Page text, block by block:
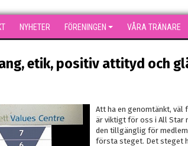
NYHETER FÖRENINGEN VÅRA TRÄNARE
etik, positiv attityd och
Att ha en genomtänkt, väl
är viktigt för oss i All Star
den tillgänglig för
första steget. Det steget